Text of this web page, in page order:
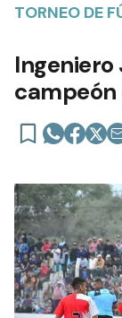
TORNEO DE
Ingeniero
campeón